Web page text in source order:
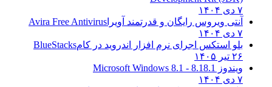
۷ دی ۱۴۰۴
آنتی ویروس رایگان و قدرتمند آویرا Avira Free Antivirus
۷ دی ۱۴۰۴
بلو استکس اجرای نرم افزار اندروید در کامBlueStacks
۲۶ تیر ۱۴۰۵
ویندوز 8.1
8.1 - Microsoft Windows 8.1
۷ دی ۱۴۰۴